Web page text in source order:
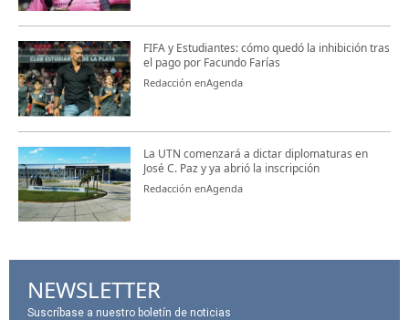
FIFA y Estudiantes: cómo quedó la inhibición tras
el pago por Facundo Farías
Redacción enAgenda
La UTN comenzará a dictar diplomaturas en
José C. Paz y ya abrió la inscripción
Redacción enAgenda
NEWSLETTER
Suscríbase a nuestro boletín de noticias